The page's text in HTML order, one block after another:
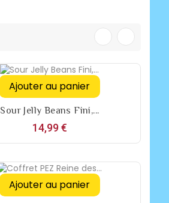
Ajouter au panier
Sour Jelly Beans Fini,...
14,99 €Prix
Ajouter au panier